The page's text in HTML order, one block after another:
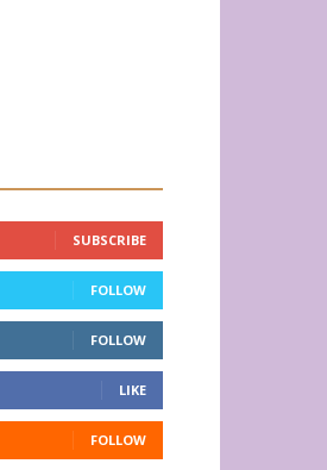
SUBSCRIBE
FOLLOW
FOLLOW
LIKE
FOLLOW